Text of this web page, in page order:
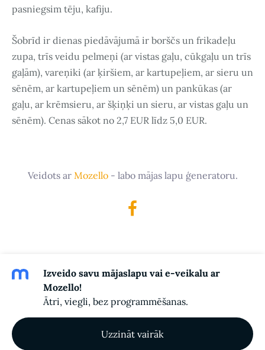
pasniegsim tēju, kafiju.
Šobrīd ir dienas piedāvājumā ir borščs un frikadeļu
zupa, trīs veidu pelmeņi (ar vistas gaļu, cūkgaļu un trīs
gaļām), vareņiki (ar ķiršiem, ar kartupeļiem, ar sieru un
sēnēm, ar kartupeļiem un sēnēm) un pankūkas (ar
gaļu, ar krēmsieru, ar šķiņķi un sieru, ar vistas gaļu un
sēnēm). Cenas sākot no 2,7 EUR līdz 5,0 EUR.
Veidots ar Mozello- labo mājas lapu ģeneratoru.
Izveido savu mājaslapu vai e-veikalu ar
Mozello!
Ātri, viegli, bez programmēšanas.
Uzzināt vairāk